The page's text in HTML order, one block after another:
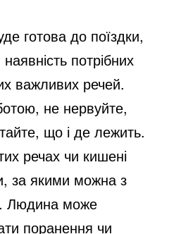
готова до поїздки,
потрібних
важливих речей.
не нервуйте,
що і де лежить.
речах чи кишені
за якими можна з
Людина може
поранення чи